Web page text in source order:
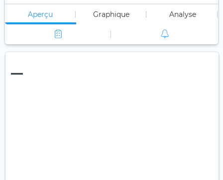
Aperçu Graphique Analyse
—